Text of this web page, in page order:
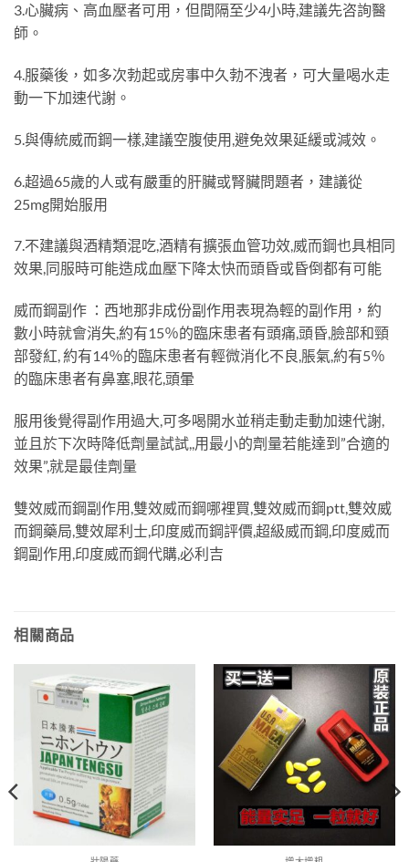
3.心臟病、高血壓者可用，但間隔至少4小時,建議先咨詢醫
師。
4.服藥後，如多次勃起或房事中久勃不洩者，可大量喝水走
動一下加速代謝。
5.與傳統威而鋼一樣,建議空腹使用,避免效果延緩或減效。
6.超過65歲的人或有嚴重的肝臟或腎臟問題者，建議從
25mg開始服用
7.不建議與酒精類混吃,酒精有擴張血管功效,威而鋼也具相同
效果,同服時可能造成血壓下降太快而頭昏或昏倒都有可能
威而鋼副作 ：西地那非成份副作用表現為輕的副作用，約
數小時就會消失,約有15％的臨床患者有頭痛,頭昏,臉部和頸
部發紅, 約有14％的臨床患者有輕微消化不良,脹氣,約有5％
的臨床患者有鼻塞,眼花,頭暈
服用後覺得副作用過大,可多喝開水並稍走動走動加速代謝,
並且於下次時降低劑量試試,,用最小的劑量若能達到”合適的
效果”,就是最佳劑量
雙效威而鋼副作用,雙效威而鋼哪裡買,雙效威而鋼ptt,雙效威
而鋼藥局,雙效犀利士,印度威而鋼評價,超級威而鋼,印度威而
鋼副作用,印度威而鋼代購,必利吉
相關商品